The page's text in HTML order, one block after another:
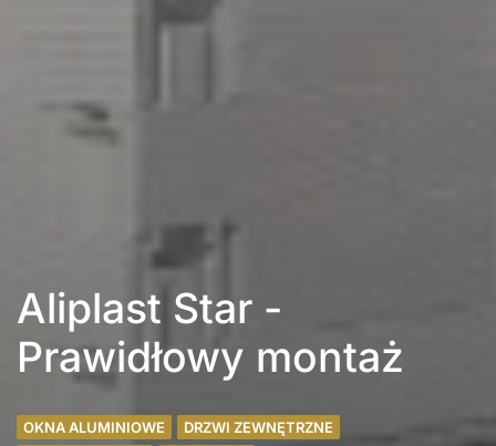
Aliplast Star -
Prawidłowy montaż
OKNA ALUMINIOWE
DRZWI ZEWNĘTRZNE